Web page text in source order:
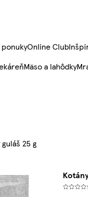
Online Club
Mäso a lahôdky
25 g